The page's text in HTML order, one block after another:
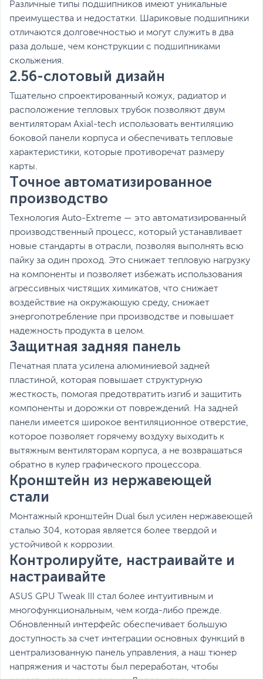
Различные типы подшипников имеют уникальные
преимущества и недостатки. Шариковые подшипники
отличаются долговечностью и могут служить в два
раза дольше, чем конструкции с подшипниками
скольжения.
2.56-слотовый дизайн
Тщательно спроектированный кожух, радиатор и
расположение тепловых трубок позволяют двум
вентиляторам Axial-tech использовать вентиляцию
боковой панели корпуса и обеспечивать тепловые
характеристики, которые противоречат размеру
карты.
Точное автоматизированное
производство
Технология Auto-Extreme — это автоматизированный
производственный процесс, который устанавливает
новые стандарты в отрасли, позволяя выполнять всю
пайку за один проход. Это снижает тепловую нагрузку
на компоненты и позволяет избежать использования
агрессивных чистящих химикатов, что снижает
воздействие на окружающую среду, снижает
энергопотребление при производстве и повышает
надежность продукта в целом.
Защитная задняя панель
Печатная плата усилена алюминиевой задней
пластиной, которая повышает структурную
жесткость, помогая предотвратить изгиб и защитить
компоненты и дорожки от повреждений. На задней
панели имеется широкое вентиляционное отверстие,
которое позволяет горячему воздуху выходить к
вытяжным вентиляторам корпуса, а не возвращаться
обратно в кулер графического процессора.
Кронштейн из нержавеющей
стали
Монтажный кронштейн Dual был усилен нержавеющей
сталью 304, которая является более твердой и
устойчивой к коррозии.
Контролируйте, настраивайте и
настраивайте
ASUS GPU Tweak III стал более интуитивным и
многофункциональным, чем когда-либо прежде.
Обновленный интерфейс обеспечивает большую
доступность за счет интеграции основных функций в
централизованную панель управления, а наш тюнер
напряжения и частоты был переработан, чтобы